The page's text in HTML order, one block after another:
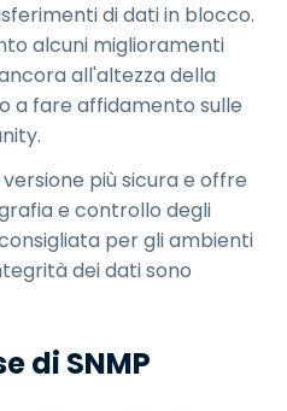
di dati in blocco.
alcuni miglioramenti
all'altezza della
a fare affidamento sulle
versione più sicura e offre
e controllo degli
per gli ambienti
dei dati sono
di SNMP